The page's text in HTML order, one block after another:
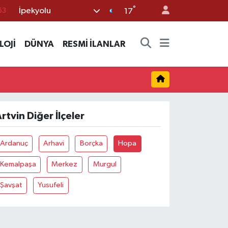
İpekyolu 17°
DÜNYA RESMİ İLANLAR
Diğer İlçeler
Ardanuç Arhavi Borçka Hopa
Kemalpaşa Merkez Murgul
Şavşat Yusufeli